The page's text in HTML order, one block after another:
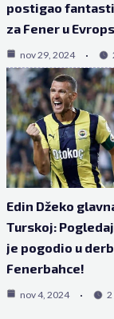
postigao
za Fener u
nov 29, 2024
Edin Džeko
Turskoj:
je pogodio u
Fenerbahce!
nov 4, 2024 2